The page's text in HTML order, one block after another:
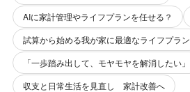
AIに家計管理やライフプランを任せる？
試算から始める我が家に最適なライフプラン
「一歩踏み出して、モヤモヤを解消したい」
収支と日常生活を見直し 家計改善へ